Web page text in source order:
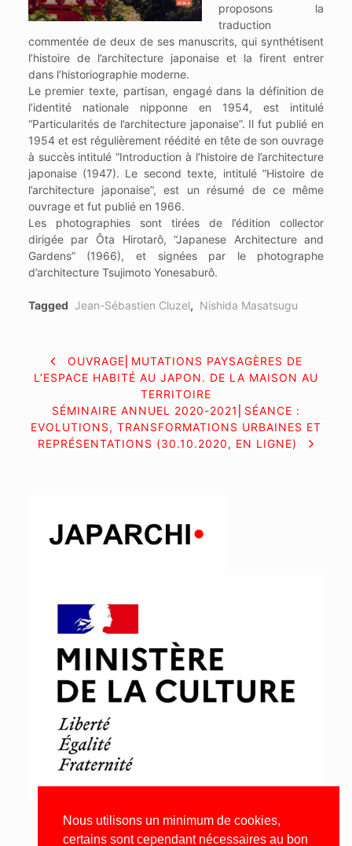
Nous utilisons un minimum de cookies,
certains sont cependant nécessaires au bon
proposons la
traduction
commentée de deux de ses manuscrits, qui synthétisent
l’histoire de l’architecture japonaise et la firent entrer
dans l’historiographie moderne.
Le premier texte, partisan, engagé dans la définition de
l’identité nationale nipponne en 1954, est intitulé
“Particularités de l’architecture japonaise”. Il fut publié en
1954 et est régulièrement réédité en tête de son ouvrage
à succès intitulé “Introduction à l’histoire de l’architecture
japonaise (1947). Le second texte, intitulé “Histoire de
l’architecture japonaise”, est un résumé de ce même
ouvrage et fut publié en 1966.
Les photographies sont tirées de l’édition collector
dirigée par Ôta Hirotarô, “Japanese Architecture and
Gardens” (1966), et signées par le photographe
d’architecture Tsujimoto Yonesaburô.
Tagged Jean-Sébastien Cluzel, Nishida Masatsugu
NAVIGATION
L’ARTICLE
OUVRAGE⎜MUTATIONS PAYSAGÈRES DE
L’ESPACE HABITÉ AU JAPON. DE LA MAISON AU
TERRITOIRE
SÉMINAIRE ANNUEL 2020-2021⎜SÉANCE :
EVOLUTIONS, TRANSFORMATIONS URBAINES ET
REPRÉSENTATIONS (30.10.2020, EN LIGNE)